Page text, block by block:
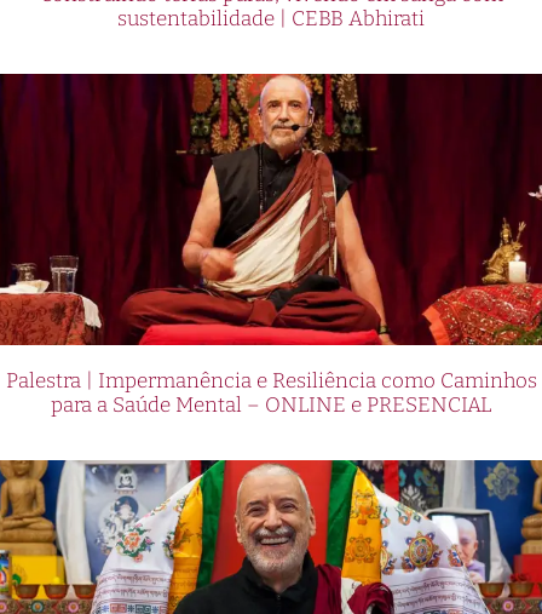
sustentabilidade | CEBB Abhirati
Palestra | Impermanência e Resiliência como Caminhos
para a Saúde Mental – ONLINE e PRESENCIAL